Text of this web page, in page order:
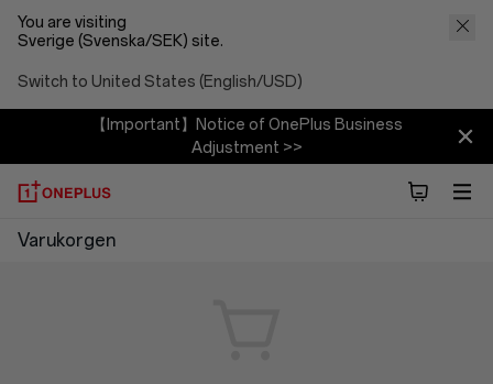
You are visiting
Sverige (Svenska/SEK) site.
Switch to United States (English/USD)
【Important】Notice of OnePlus Business
Adjustment >>
OnePlus
Varukorgen